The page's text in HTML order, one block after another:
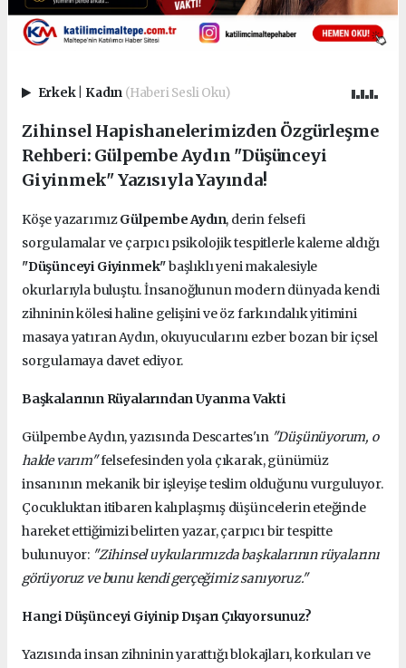
Erkek Kadın (Haberi Sesli Oku)
Zihinsel Hapishanelerimizden Özgürleşme
Rehberi: Gülpembe Aydın "Düşünceyi
Giyinmek" Yazısıyla Yayında!
Köşe yazarımızGülpembe Aydın, derin felsefi
sorgulamalar ve çarpıcı psikolojik tespitlerle kaleme aldığı
"Düşünceyi Giyinmek"başlıklı yeni makalesiyle
okurlarıyla buluştu. İnsanoğlunun modern dünyada kendi
zihninin kölesi haline gelişini ve öz farkındalık yitimini
masaya yatıran Aydın, okuyucularını ezber bozan bir içsel
sorgulamaya davet ediyor.
Başkalarının Rüyalarından Uyanma Vakti
Gülpembe Aydın, yazısında Descartes'ın "Düşünüyorum, o
halde varım"felsefesinden yola çıkarak, günümüz
insanının mekanik bir işleyişe teslim olduğunu vurguluyor.
Çocukluktan itibaren kalıplaşmış düşüncelerin eteğinde
hareket ettiğimizi belirten yazar, çarpıcı bir tespitte
bulunuyor: "Zihinsel uykularımızda başkalarının rüyalarını
görüyoruz ve bunu kendi gerçeğimiz sanıyoruz."
Hangi Düşünceyi Giyinip Dışarı Çıkıyorsunuz?
Yazısında insan zihninin yarattığı blokajları, korkuları ve